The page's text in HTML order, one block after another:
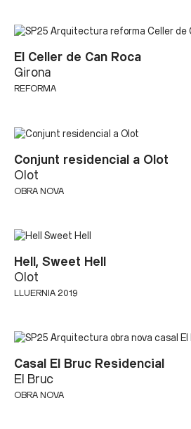
El Celler de Can Roca
Girona
REFORMA
Conjunt residencial a Olot
Olot
OBRA NOVA
Hell, Sweet Hell
Olot
LLUERNIA 2019
Casal El Bruc Residencial
El Bruc
OBRA NOVA